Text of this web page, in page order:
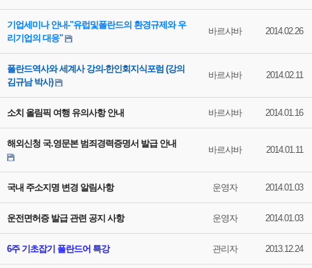
기업세미나 안내-"유럽및폴란드의 환경규제와 우
리기업의 대응"
바르샤바 2014.02.26
폴란드역사와 세계사 강의-한인회지식포럼 (강의
김규남 박사)
바르샤바 2014.02.11
소치 올림픽 여행 유의사항 안내 바르샤바 2014.01.16
해외신청 국.영문본 범죄경력증명서 발급 안내
바르샤바 2014.01.11
국내 주소지명 변경 알림사항 운영자 2014.01.03
운전면허증 발급 관련 공지 사항 운영자 2014.01.03
6주 기초잡기 폴란드어 특강 관리자 2013.12.24